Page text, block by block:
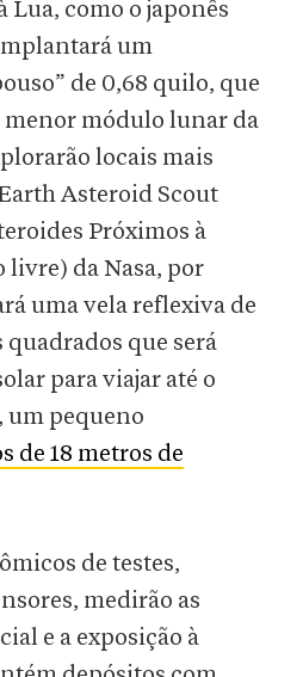
como o japonês
um
de 0,68 quilo, que
menor módulo lunar da
locais mais
Asteroid Scout
Próximos à
livre) da Nasa, por
uma vela reflexiva de
quadrados que será
para viajar até o
um pequeno
de 18 metros de
de testes,
medirão as
e a exposição à